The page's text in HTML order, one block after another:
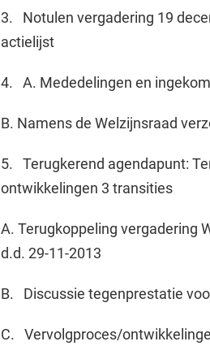
3. Notulen vergadering 19
actielijst
4. A. Mededelingen en
B. Namens de Welzijnsraad
5. Terugkerend agendapunt:
ontwikkelingen 3 transities
A. Terugkoppeling vergadering
d.d. 29-11-2013
B. Discussie tegenprestatie
C. Vervolgproces/